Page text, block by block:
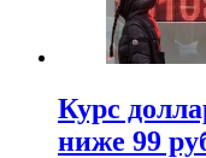
Курс
ниже 99